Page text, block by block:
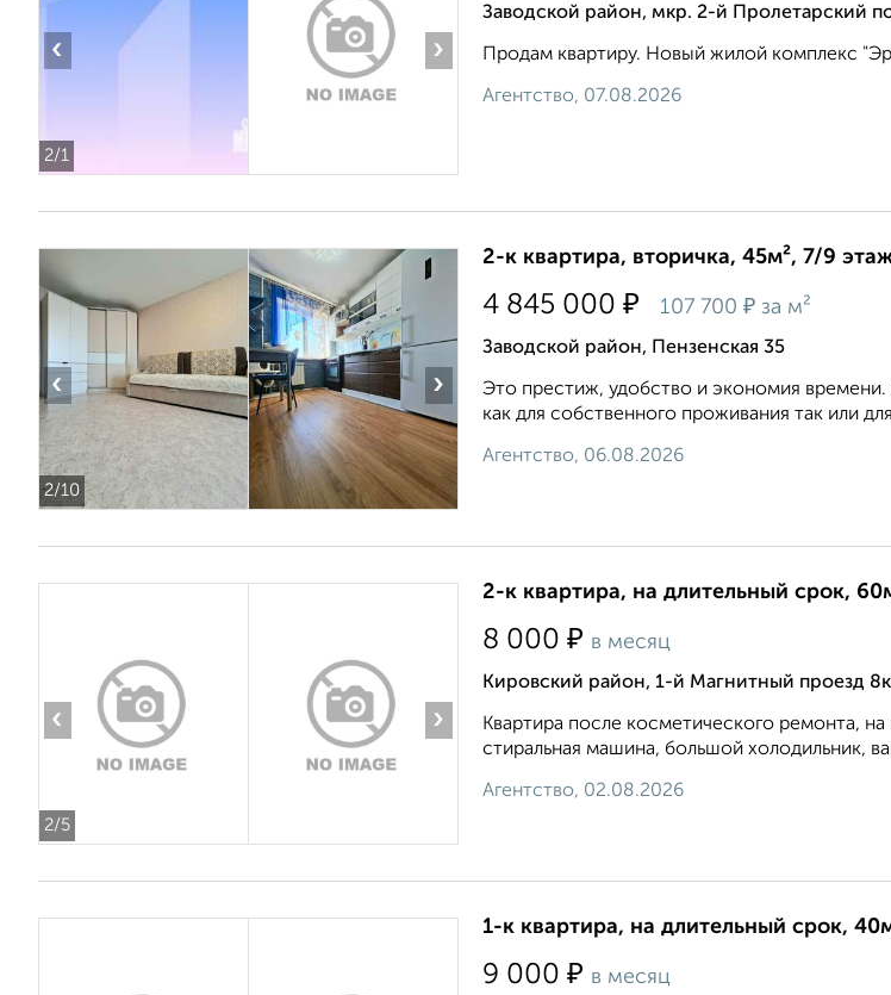
2/1
‹ ›
Заводской район, мкр. 2-й Пролетарский
Продам квартиру. Новый жилой комплекс
Агентство, 07.08.2026
2/10
‹ ›
2-к квартира, вторичка, 45м², 7/9
4 845 000 ₽ 107 700 ₽ за м²
Заводской район, Пензенская 35
Это престиж, удобство и экономия
как для собственного проживания так или
Агентство, 06.08.2026
2/5
‹ ›
2-к квартира, на длительный срок,
8 000 ₽ в месяц
Кировский район, 1-й Магнитный проезд
Квартира после косметического ремонта,
стиральная машина, большой холодильник,
Агентство, 02.08.2026
1-к квартира, на длительный срок,
9 000 ₽ в месяц